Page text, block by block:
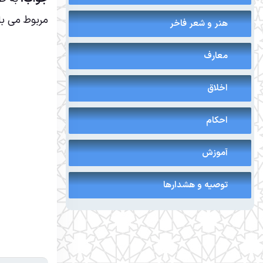
هنر و شعر فاخر
معارف
اخلاق
احکام
آموزش
توصیه و هشدارها
مربوط می